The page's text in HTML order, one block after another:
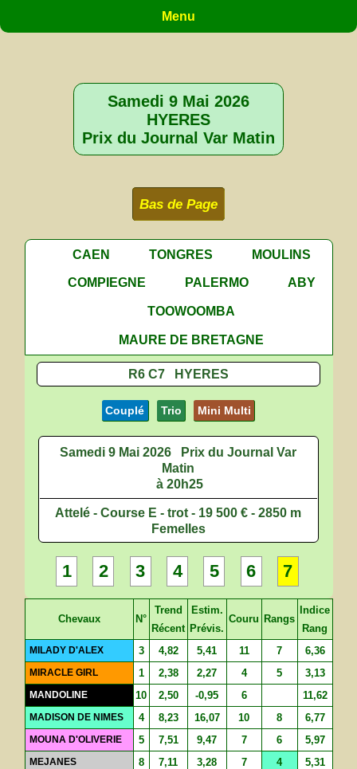
Menu
Samedi 9 Mai 2026
HYERES
Prix du Journal Var Matin
Bas de Page
CAEN TONGRES
MOULINS
COMPIEGNE
PALERMO
ABY
TOOWOOMBA
MAURE DE BRETAGNE
R6 C7 HYERES
Couplé Trio Mini Multi
Samedi 9 Mai 2026
Prix du Journal Var
Matin
à 20h25
Attelé - Course E - trot - 19 500 € - 2850 m
Femelles
1 2 3 4 5 6 7
Chevaux N°
Trend
Récent
Estim.
Prévis.
Couru Rangs
Indice
Rang
MILADY D'ALEX 3 4,82 5,41 11 7 6,36
MIRACLE GIRL 1 2,38 2,27 4 5 3,13
MANDOLINE 10 2,50 -0,95 6 11,62
MADISON DE NIMES 4 8,23 16,07 10 8 6,77
MOUNA D'OLIVERIE 5 7,51 9,47 7 6 5,97
MEJANES 8 7,11 3,28 7 4 5,31